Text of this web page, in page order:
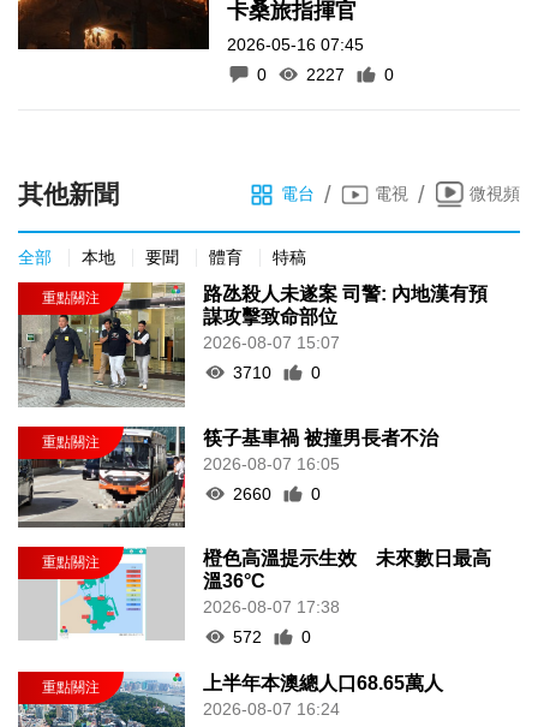
卡桑旅指揮官
2026-05-16 07:45
0
2227 0
其他新聞 電台 / 電視 / 微視頻
全部 本地 要聞 體育 特稿
路氹殺人未遂案 司警: 內地漢有預
謀攻擊致命部位
2026-08-07 15:07
3710
0
筷子基車禍 被撞男長者不治
2026-08-07 16:05
2660
0
橙色高溫提示生效 未來數日最高
溫36°C
2026-08-07 17:38
572
0
上半年本澳總人口68.65萬人
2026-08-07 16:24